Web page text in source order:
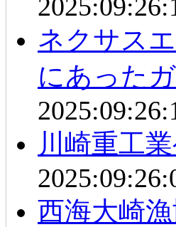
ネクサス
にあった
川崎重工
西海大崎